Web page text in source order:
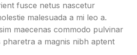
fusce netus nascetur
malesuada a mi leo a.
maecenas commodo pulvinar
pharetra a magnis nibh aptent